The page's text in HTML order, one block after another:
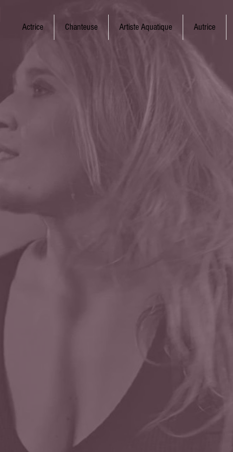
Actrice Chanteuse Artiste Aquatique Autrice